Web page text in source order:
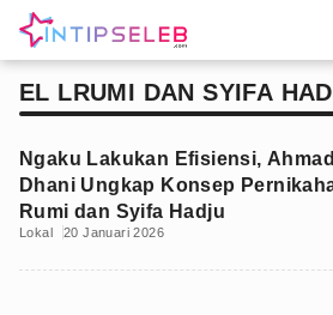
EL LRUMI DAN SYIFA
Ngaku Lakukan Efisiensi, Ahmad
Dhani Ungkap Konsep
Rumi dan Syifa Hadju
Lokal 20 Januari 2026